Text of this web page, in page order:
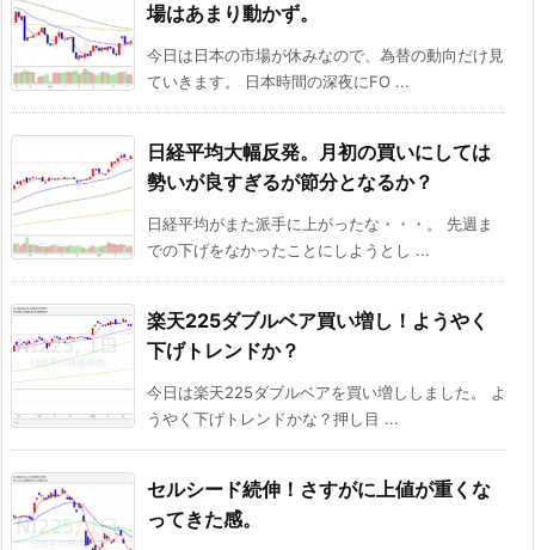
場はあまり動かず。
今日は日本の市場が休みなので、為替の動向だけ見
ていきます。 日本時間の深夜にFO ...
日経平均大幅反発。月初の買いにしては
勢いが良すぎるが節分となるか？
日経平均がまた派手に上がったな・・・。 先週ま
での下げをなかったことにしようとし ...
楽天225ダブルベア買い増し！ようやく
下げトレンドか？
今日は楽天225ダブルベアを買い増ししました。 よ
うやく下げトレンドかな？押し目 ...
セルシード続伸！さすがに上値が重くな
ってきた感。